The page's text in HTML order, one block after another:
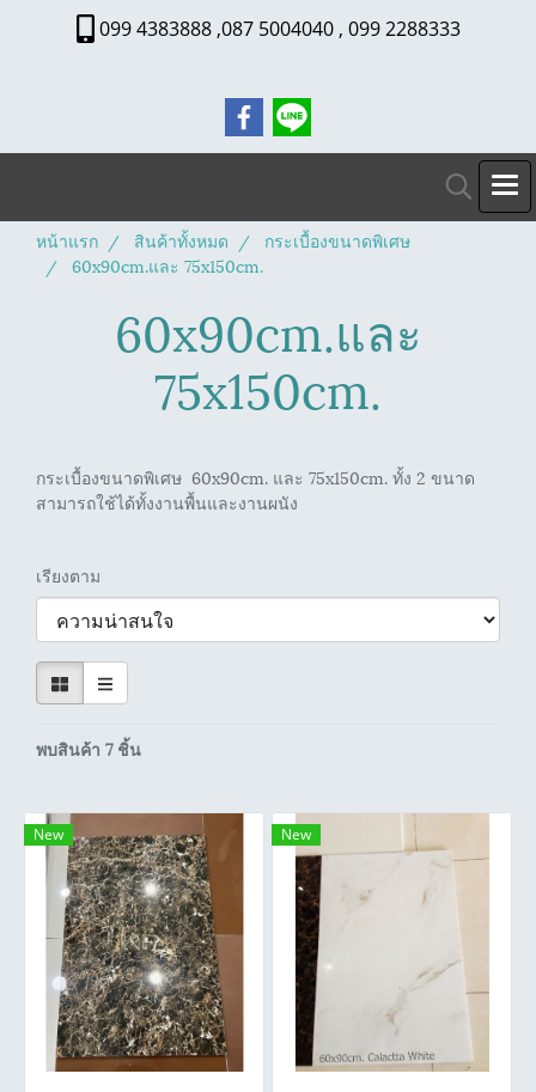
099 4383888 ,087 5004040 , 099 2288333
หน้าแรก สินค้าทั้งหมด
กระเบื้องขนาดพิเศษ
60x90cm.และ 75x150cm.
60x90cm.และ
75x150cm.
กระเบื้องขนาดพิเศษ 60x90cm. และ 75x150cm. ทั้ง 2 ขนาด
สามารถใช้ได้ทั้งงานพื้นและงานผนัง
เรียงตาม
พบสินค้า 7 ชิ้น
New New